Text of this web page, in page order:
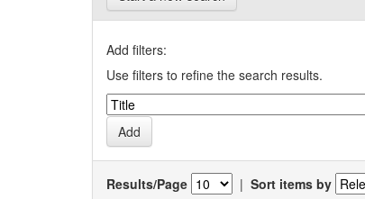
Add filters:
Use filters to refine the search results.
Results/Page | Sort items by